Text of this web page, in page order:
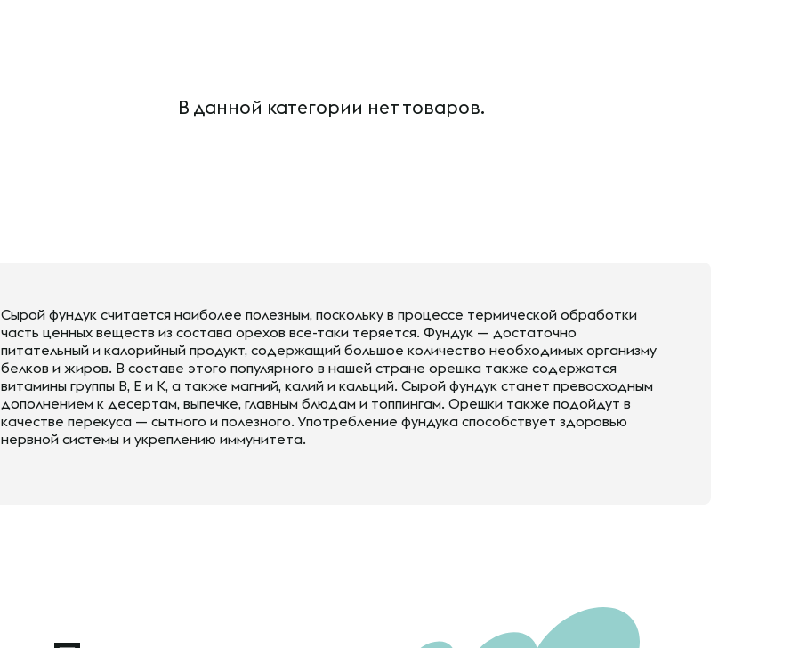
В данной категории нет товаров.
Сырой фундук считается наиболее полезным, поскольку в процессе термической обработки
часть ценных веществ из состава орехов все-таки теряется. Фундук — достаточно
питательный и калорийный продукт, содержащий большое количество необходимых организму
белков и жиров. В составе этого популярного в нашей стране орешка также содержатся
витамины группы В, Е и К, а также магний, калий и кальций. Сырой фундук станет превосходным
дополнением к десертам, выпечке, главным блюдам и топпингам. Орешки также подойдут в
качестве перекуса — сытного и полезного. Употребление фундука способствует здоровью
нервной системы и укреплению иммунитета.